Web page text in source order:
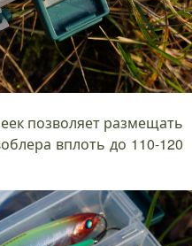
позволяет размещать
вплоть до 110-120